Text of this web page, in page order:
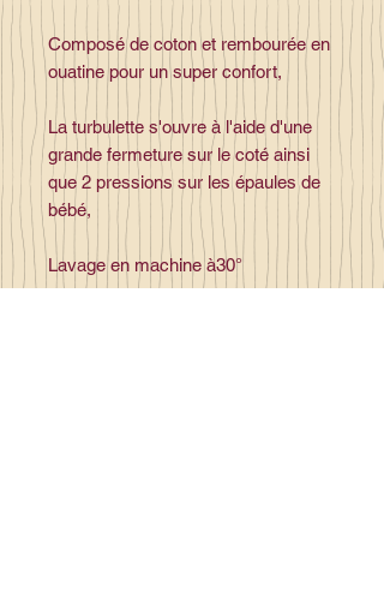
Composé de coton et rembourée en
ouatine pour un super confort,
La turbulette s'ouvre à l'aide d'une
grande fermeture sur le coté ainsi
que 2 pressions sur les épaules de
bébé,
Lavage en machine à30°